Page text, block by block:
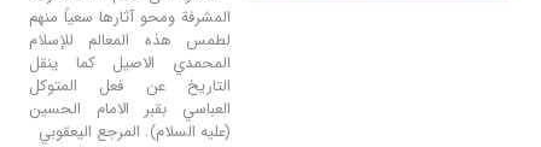
المشرفة ومحو آثارها سعياً منهم
لطمس هذه المعالم للإسلام
المحمدي الاصيل كما ينقل
التاريخ عن فعل المتوكل
العباسي بقبر الامام الحسين
(عليه السلام). المرجع اليعقوبي